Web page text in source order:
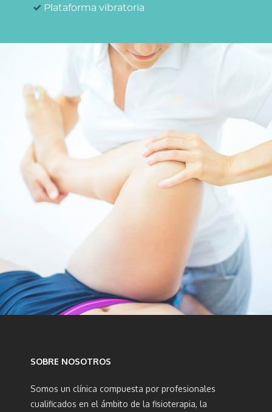
Plataforma vibratoria
SOBRE NOSOTROS
Somos un clínica compuesta por profesionales
cualificados en el ámbito de la fisioterapia, la